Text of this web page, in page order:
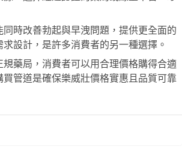
同時改善勃起與早洩問題，提供更全面的
設計，是許多消費者的另一種選擇。
藥局，消費者可以用合理價格購得合適
管道是確保樂威壯價格實惠且品質可靠